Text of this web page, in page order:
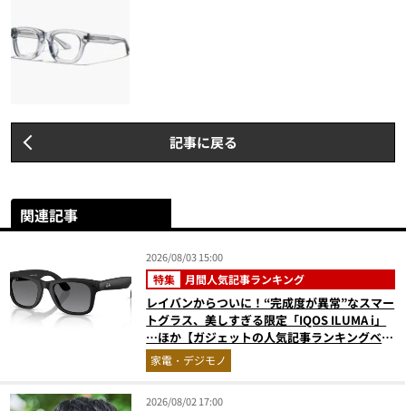
記事に戻る
関連記事
2026/08/03 15:00
特集 月間人気記事ランキング
レイバンからついに！“完成度が異常”なスマー
トグラス、美しすぎる限定「IQOS ILUMA i」
…ほか【ガジェットの人気記事ランキングベス
ト3】（2026年6月版）
家電・デジモノ
2026/08/02 17:00